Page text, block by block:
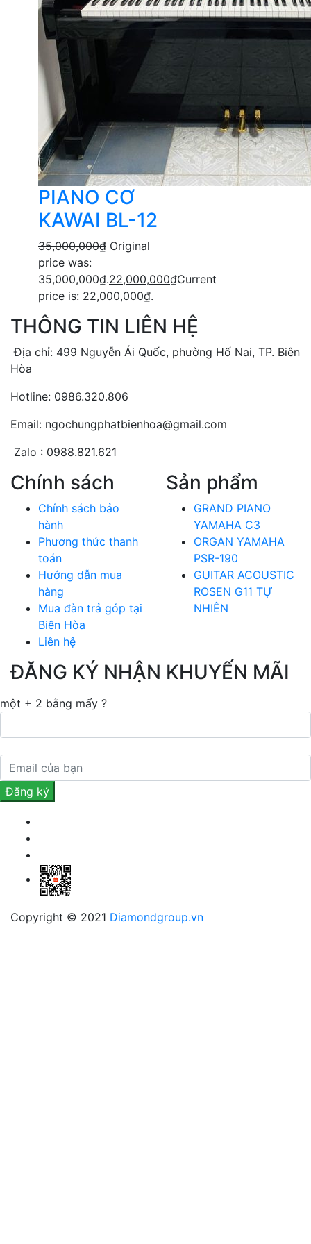
PIANO CƠ
KAWAI BL-12
35,000,000₫ Original
price was:
35,000,000₫.22,000,000₫Current
price is: 22,000,000₫.
THÔNG TIN LIÊN HỆ
Địa chỉ: 499 Nguyễn Ái Quốc, phường Hố Nai, TP. Biên
Hòa
Hotline: 0986.320.806
Email: ngochungphatbienhoa@gmail.com
Zalo : 0988.821.621
Chính sách
Chính sách bảo
hành
Phương thức thanh
toán
Hướng dẫn mua
hàng
Mua đàn trả góp tại
Biên Hòa
Liên hệ
Sản phẩm
GRAND PIANO
YAMAHA C3
ORGAN YAMAHA
PSR-190
GUITAR ACOUSTIC
ROSEN G11 TỰ
NHIÊN
ĐĂNG KÝ NHẬN KHUYẾN MÃI
một + 2 bằng mấy ?
Copyright © 2021 Diamondgroup.vn